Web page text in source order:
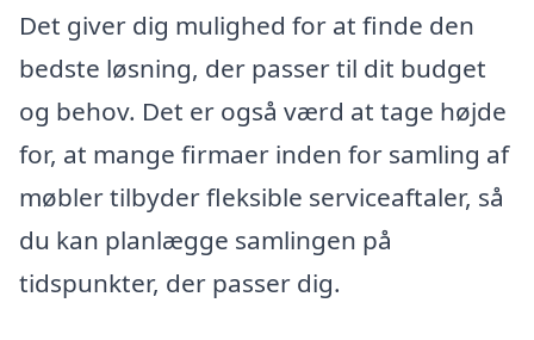
Det giver dig mulighed for at finde den
bedste løsning, der passer til dit budget
og behov. Det er også værd at tage højde
for, at mange firmaer inden for samling af
møbler tilbyder fleksible serviceaftaler, så
du kan planlægge samlingen på
tidspunkter, der passer dig.